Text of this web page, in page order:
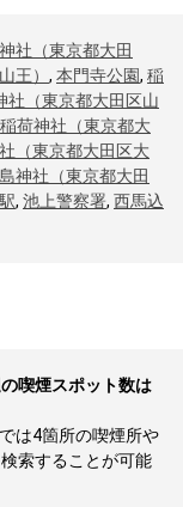
社（東京都大田
王） , 本門寺公園, 稲
社（東京都大田区山
稲荷神社（東京都大
（東京都大田区大
神社（東京都大田
, 池上警察署, 西馬込
喫煙スポット数は
は4箇所の喫煙所や
索することが可能